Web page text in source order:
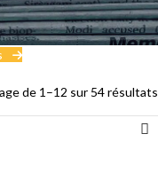
de 1–12 sur 54 résultats